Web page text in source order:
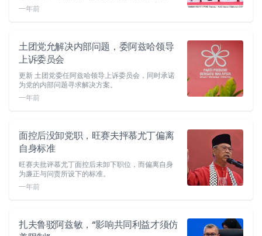
一年前
土团党允解决内部问题，委阿兹哈领导
上诉委员会
更新 土团党委任阿兹哈领导上诉委员会，同时承诺
为党的内部问题寻求解决方案。
一年前
面控后没卸党职，旺赛夫抨慕尤丁偏离
自身标准
旺赛夫批评慕尤丁面控后未卸下职位，而偏离自身
为廉正与问责所设下的标准。
一年前
扎夫鲁驳阿兹敏，“影响共同利益才须仿